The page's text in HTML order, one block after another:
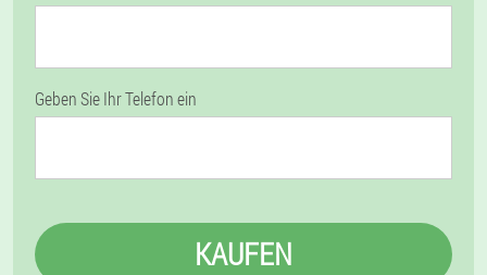
Geben Sie Ihr Telefon ein
KAUFEN